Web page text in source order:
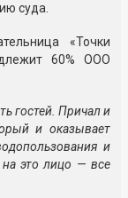
суда.
«Точки
60% ООО
гостей. Причал и
и оказывает
и
это лицо — все